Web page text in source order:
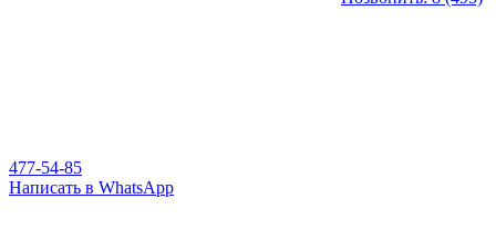
477-54-85
Написать в WhatsApp